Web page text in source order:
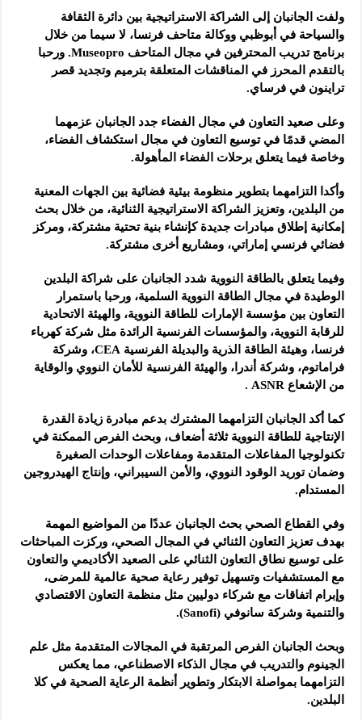
ولفت الجانبان إلى الشراكة الاستراتيجية بين دائرة الثقافة
والسياحة في أبوظبي ووكالة متاحف فرنسا، لا سيما من خلال
برنامج تدريب المحترفين في مجال المتاحف Museopro. ورحبا
بالتقدم المحرز في المناقشات المتعلقة بترميم وتجديد قصر
تراينون في فرساي.
وعلى صعيد التعاون في مجال الفضاء جدد الجانبان عزمهما
المضي قدمًا في توسيع التعاون في مجال استكشاف الفضاء،
وخاصة فيما يتعلق برحلات الفضاء المأهولة.
وأكدا التزامهما بتطوير منظومة بيئية فضائية بين الجهات المعنية
من البلدين، وتعزيز الشراكة الاستراتيجية الثنائية، من خلال بحث
إمكانية إطلاق مبادرات جديدة كإنشاء بنية تحتية مشتركة، ومركز
فضائي فرنسي إماراتي، ومشاريع أخرى مشتركة.
وفيما يتعلق بالطاقة النووية شدد الجانبان على شراكة البلدين
الوطيدة في مجال الطاقة النووية السلمية، ورحبا باستمرار
التعاون بين مؤسسة الإمارات للطاقة النووية، والهيئة الاتحادية
للرقابة النووية، والمؤسسات الفرنسية الرائدة مثل شركة كهرباء
فرنسا، وهيئة الطاقة الذرية والبديلة الفرنسية CEA، وشركة
فراماتوم، وشركة أندرا، والهيئة الفرنسية للأمان النووي والوقاية
من الإشعاع ASNR .
كما أكد الجانبان التزامهما المشترك بدعم مبادرة زيادة القدرة
الإنتاجية للطاقة النووية ثلاثة أضعاف، وبحث الفرص الممكنة في
تكنولوجيا المفاعلات المتقدمة ومفاعلات الوحدات الصغيرة
وضمان توريد الوقود النووي، والأمن السيبراني، وإنتاج الهيدروجين
المستدام.
وفي القطاع الصحي بحث الجانبان عددًا من المواضيع المهمة
بهدف تعزيز التعاون الثنائي في المجال الصحي، وركزت المباحثات
على توسيع نطاق التعاون الثنائي على الصعيد الأكاديمي والتعاون
مع المستشفيات وتسهيل توفير رعاية صحية عالمية للمرضى،
وإبرام اتفاقات مع شركاء دوليين مثل منظمة التعاون الاقتصادي
والتنمية وشركة سانوفي (Sanofi).
وبحث الجانبان الفرص المرتقبة في المجالات المتقدمة مثل علم
الجينوم والتدريب في مجال الذكاء الاصطناعي، مما يعكس
التزامهما بمواصلة الابتكار وتطوير أنظمة الرعاية الصحية في كلا
البلدين.